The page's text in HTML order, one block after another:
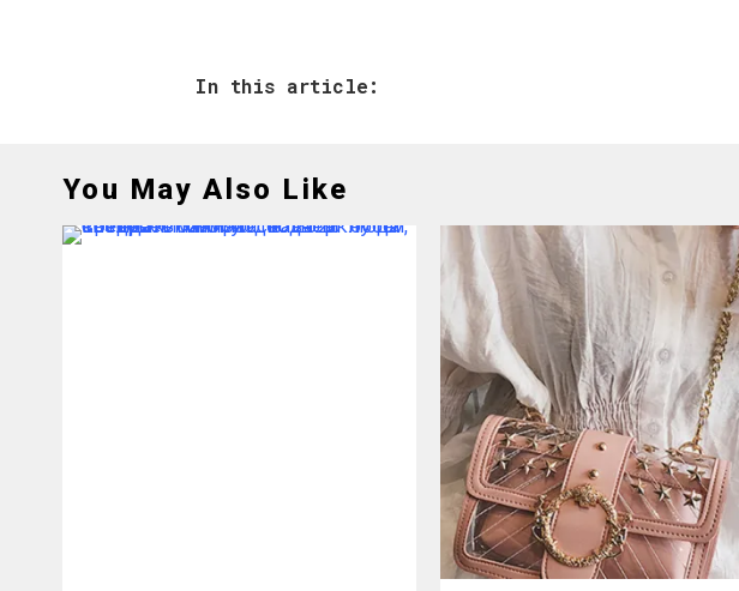
In this article:
You May Also Like